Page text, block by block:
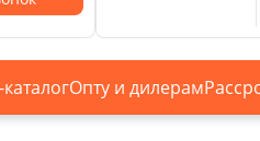
Опту и дилерам